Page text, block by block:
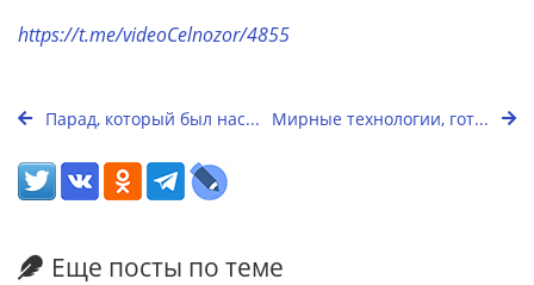
https://t.me/videoCelnozor/4855
Парад, который был нас... Мирные технологии, гот...
Еще посты по теме